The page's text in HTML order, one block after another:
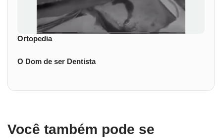
Ortopedia
O Dom de ser Dentista
Você também pode se